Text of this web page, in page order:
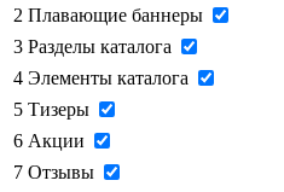
2 Плавающие баннеры
3 Разделы каталога
4 Элементы каталога
5 Тизеры
6 Акции
7 Отзывы